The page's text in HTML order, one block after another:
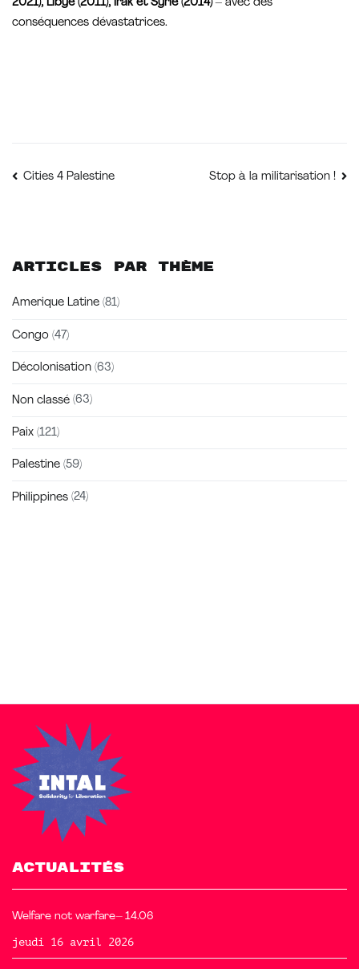
2021), Libye (2011), Irak et Syrie (2014)– avec des
conséquences dévastatrices.
Navigation
Cities 4 Palestine Stop à la militarisation !
Articles par thème
Amerique Latine (81)
Congo (47)
Décolonisation (63)
Non classé (63)
Paix (121)
Palestine (59)
Philippines (24)
ACTUALITÉS
Welfare not warfare– 14.06
jeudi 16 avril 2026